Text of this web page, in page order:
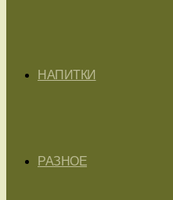
НАПИТКИ
РАЗНОЕ